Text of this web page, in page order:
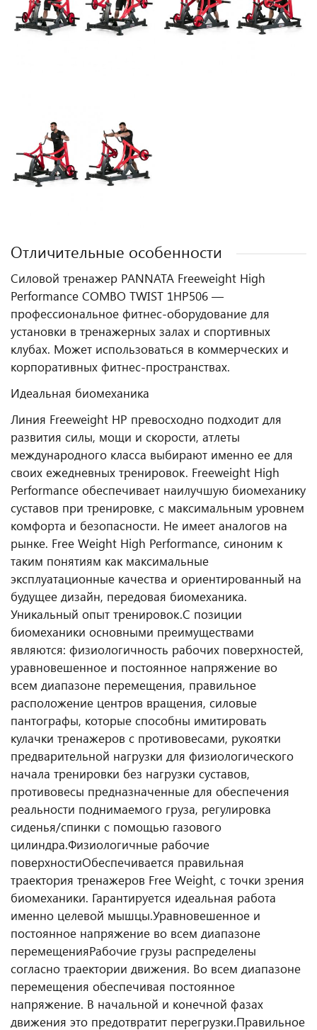
Отличительные особенности
Силовой тренажер PANNATA Freeweight High
Performance COMBO TWIST 1HP506 —
профессиональное фитнес‑оборудование для
установки в тренажерных залах и спортивных
клубах. Может использоваться в коммерческих и
корпоративных фитнес‑пространствах.
Идеальная биомеханика
Линия Freeweight HP превосходно подходит для
развития силы, мощи и скорости, атлеты
международного класса выбирают именно ее для
своих ежедневных тренировок. Freeweight High
Performance обеспечивает наилучшую биомеханику
суставов при тренировке, с максимальным уровнем
комфорта и безопасности. Не имеет аналогов на
рынке. Free Weight High Performance, синоним к
таким понятиям как максимальные
эксплуатационные качества и ориентированный на
будущее дизайн, передовая биомеханика.
Уникальный опыт тренировок.С позиции
биомеханики основными преимуществами
являются: физиологичность рабочих поверхностей,
уравновешенное и постоянное напряжение во
всем диапазоне перемещения, правильное
расположение центров вращения, силовые
пантографы, которые способны имитировать
кулачки тренажеров с противовесами, рукоятки
предварительной нагрузки для физиологического
начала тренировки без нагрузки суставов,
противовесы предназначенные для обеспечения
реальности поднимаемого груза, регулировка
сиденья/спинки с помощью газового
цилиндра.Физиологичные рабочие
поверхностиОбеспечивается правильная
траектория тренажеров Free Weight, с точки зрения
биомеханики. Гарантируется идеальная работа
именно целевой мышцы.Уравновешенное и
постоянное напряжение во всем диапазоне
перемещенияРабочие грузы распределены
согласно траектории движения. Во всем диапазоне
перемещения обеспечивая постоянное
напряжение. В начальной и конечной фазах
движения это предотвратит перегрузки.Правильное